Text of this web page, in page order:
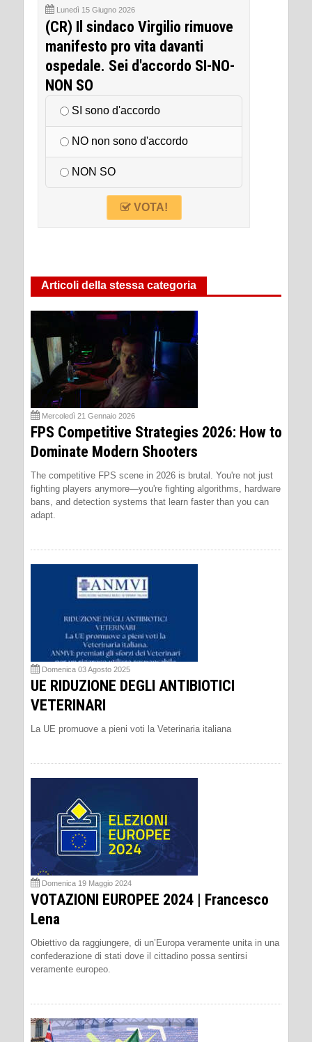
Lunedì 15 Giugno 2026
(CR) Il sindaco Virgilio rimuove
manifesto pro vita davanti
ospedale. Sei d'accordo SI-NO-
NON SO
SI sono d'accordo
NO non sono d'accordo
NON SO
VOTA!
Articoli della stessa categoria
Mercoledì 21 Gennaio 2026
FPS Competitive Strategies 2026: How to
Dominate Modern Shooters
The competitive FPS scene in 2026 is brutal. You're not just
fighting players anymore—you're fighting algorithms, hardware
bans, and detection systems that learn faster than you can
adapt.
Domenica 03 Agosto 2025
UE RIDUZIONE DEGLI ANTIBIOTICI
VETERINARI
La UE promuove a pieni voti la Veterinaria italiana
Domenica 19 Maggio 2024
VOTAZIONI EUROPEE 2024 | Francesco
Lena
Obiettivo da raggiungere, di un’Europa veramente unita in una
confederazione di stati dove il cittadino possa sentirsi
veramente europeo.